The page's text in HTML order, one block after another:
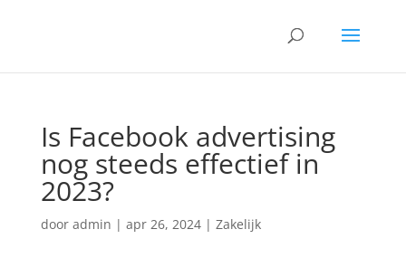
Is Facebook advertising
nog steeds effectief in
2023?
door admin | apr 26, 2024| Zakelijk